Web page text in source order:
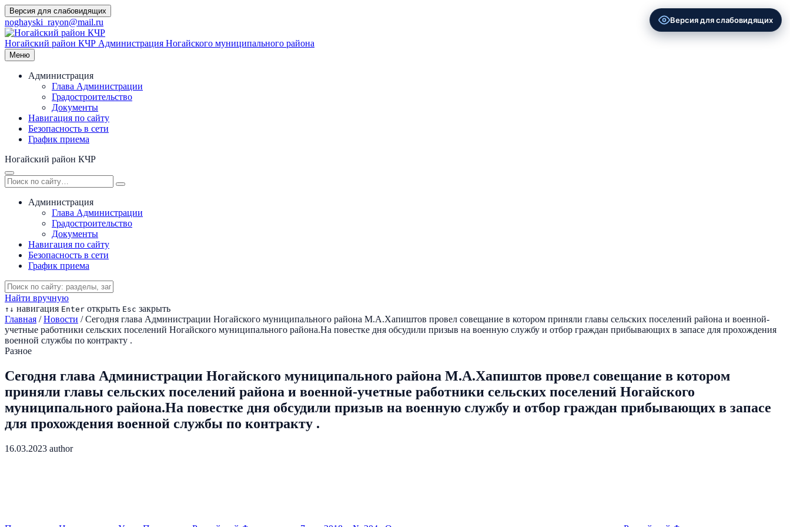
Перейти
к
содержимому
Версия для слабовидящих
noghayski_rayon@mail.ru
Ногайский район КЧР Администрация Ногайского муниципального района
Меню
Администрация
Глава Администрации
Градостроительство
Документы
Навигация по сайту
Безопасность в сети
График приема
Ногайский район КЧР
Администрация
Глава Администрации
Градостроительство
Документы
Навигация по сайту
Безопасность в сети
График приема
Найти вручную
↑ ↓ навигация Enter открыть Esc закрыть
Главная / Новости / Сегодня глава Администрации Ногайского муниципального района М.А.Хапиштов провел совещание в котором приняли главы сельских поселений района и военной-
учетные работники сельских поселений Ногайского муниципального района.На повестке дня обсудили призыв на военную службу и отбор граждан прибывающих в запасе для прохождения
военной службы по контракту .
Разное
Сегодня глава Администрации Ногайского муниципального района М.А.Хапиштов провел совещание в котором
приняли главы сельских поселений района и военной-учетные работники сельских поселений Ногайского
муниципального района.На повестке дня обсудили призыв на военную службу и отбор граждан прибывающих в запасе
для прохождения военной службы по контракту .
16.03.2023 author
Версия для слабовидящих